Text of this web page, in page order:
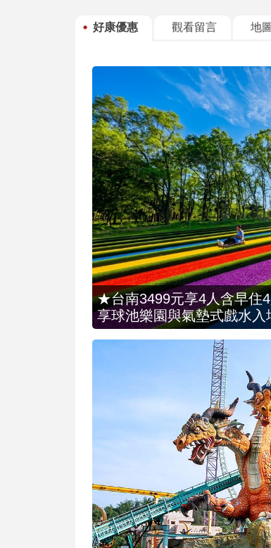
好康優惠 觀看留言 地
★台南3499元享4人含早住
享球池樂園與氣墊式戲水入